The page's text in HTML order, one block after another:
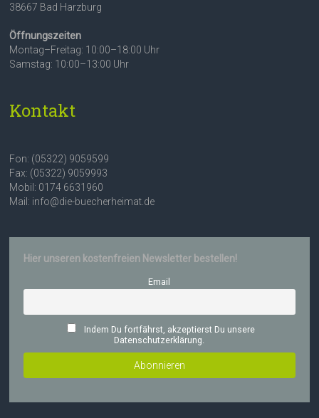
38667 Bad Harzburg
Öffnungszeiten
Montag–Freitag: 10:00–18:00 Uhr
Samstag: 10:00–13:00 Uhr
Kontakt
Fon: (05322) 9059599
Fax: (05322) 9059993
Mobil: 0174 6631960
Mail: info@die-buecherheimat.de
Hier unseren kostenfreien Newsletter bestellen!
Email
Indem Du fortfährst, akzeptierst Du unsere
Datenschutzerklärung.